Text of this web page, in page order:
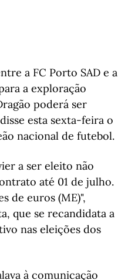
a FC Porto SAD e a
a exploração
poderá ser
esta sexta-feira o
nacional de futebol.
a ser eleito não
até 01 de julho.
de euros (ME)",
que se recandidata a
nas eleições dos
à comunicação